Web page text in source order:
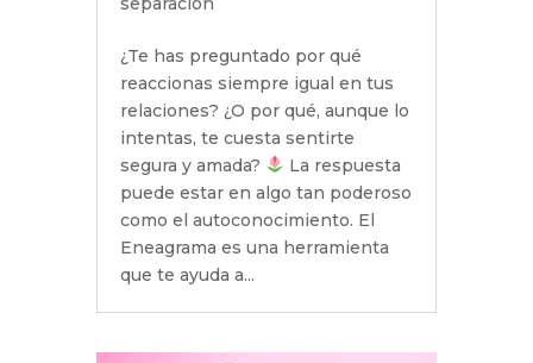
¿Te has preguntado por qué
reaccionas siempre igual en tus
relaciones? ¿O por qué, aunque lo
intentas, te cuesta sentirte
segura y amada?
La respuesta
puede estar en algo tan poderoso
como el autoconocimiento. El
Eneagrama es una herramienta
que te ayuda a...